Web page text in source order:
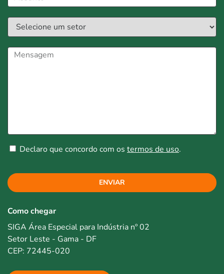
Declaro que concordo com os termos de uso.
ENVIAR
Como chegar
SIGA Área Especial para Indústria nº 02
Setor Leste - Gama - DF
CEP: 72445-020